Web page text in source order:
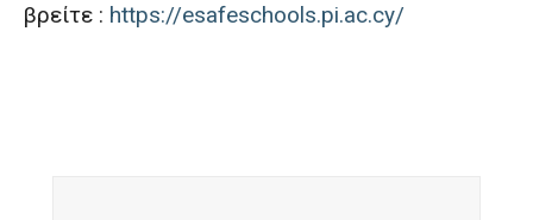
βρείτε : https://esafeschools.pi.ac.cy/